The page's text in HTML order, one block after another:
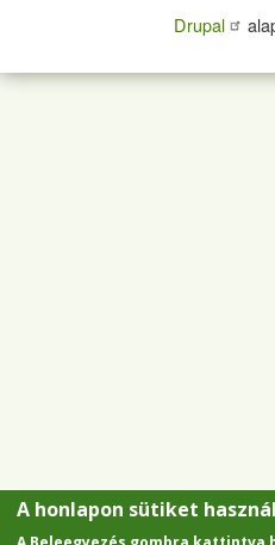
Drupal
A honlapon sütiket